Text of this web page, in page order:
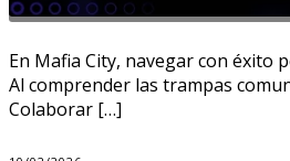
En Mafia City, navegar con éxito
Al comprender las trampas
Colaborar […]